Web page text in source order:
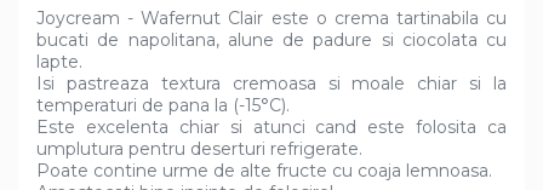
Joycream - Wafernut Clair este o crema tartinabila cu
bucati de napolitana, alune de padure si ciocolata cu
lapte.
Isi pastreaza textura cremoasa si moale chiar si la
temperaturi de pana la (-15°C).
Este excelenta chiar si atunci cand este folosita ca
umplutura pentru deserturi refrigerate.
Poate contine urme de alte fructe cu coaja lemnoasa.